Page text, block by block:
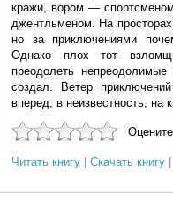
кражи, вором —
джентльменом. На
но за приключениями
Однако плох тот
преодолеть
создал. Ветер
вперед, в неизвестность, на
Читать книгу Скачать книгу